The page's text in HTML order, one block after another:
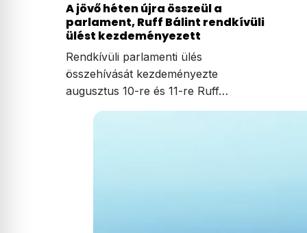
A jövő héten újra összeül a
parlament, Ruff Bálint rendkívüli
ülést kezdeményezett
Rendkívüli parlamenti ülés
összehívását kezdeményezte
augusztus 10-re és 11-re Ruff…